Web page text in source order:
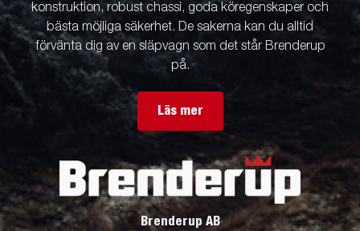
konstruktion, robust chassi, goda köregenskaper och
bästa möjliga säkerhet. De sakerna kan du alltid
förvänta dig av en släpvagn som det står Brenderup
på.
Läs mer
Brenderup AB